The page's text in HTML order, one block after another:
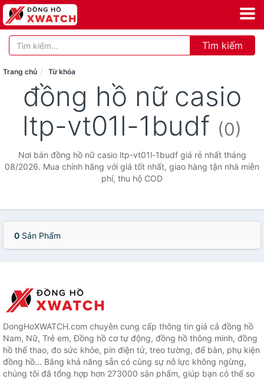
Tìm kiếm
Trang chủ Từ khóa
đồng hồ nữ casio
ltp-vt01l-1budf (0)
Nơi bán đồng hồ nữ casio ltp-vt01l-1budf giá rẻ nhất tháng
08/2026. Mua chính hãng với giá tốt nhất, giao hàng tận nhà miễn
phí, thu hộ COD
0 Sản Phẩm
DongHoXWATCH.com chuyên cung cấp thông tin giá cả đồng hồ
Nam, Nữ, Trẻ em, Đồng hồ cơ tự động, đồng hồ thông minh, đồng
hồ thể thao, đo sức khỏe, pin điện tử, treo tường, để bàn, phụ kiện
đồng hồ... Bằng khả năng sẵn có cùng sự nỗ lực không ngừng,
chúng tôi đã tổng hợp hơn 273000 sản phẩm, giúp bạn có thể so